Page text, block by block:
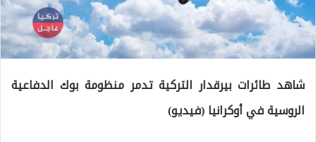
شاهد طائرات بيرقدار التركية تدمر منظومة بوك الدفاعية
الروسية في أوكرانيا (فيديو)